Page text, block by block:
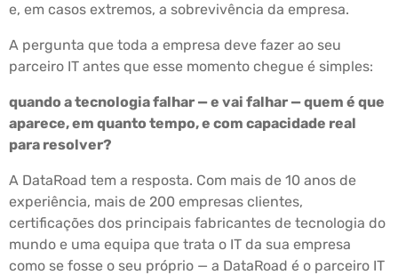
e, em casos extremos, a sobrevivência da empresa.
A pergunta que toda a empresa deve fazer ao seu
parceiro IT antes que esse momento chegue é simples:
quando a tecnologia falhar — e vai falhar — quem é que
aparece, em quanto tempo, e com capacidade real
para resolver?
A DataRoad tem a resposta. Com mais de 10 anos de
experiência, mais de 200 empresas clientes,
certificações dos principais fabricantes de tecnologia do
mundo e uma equipa que trata o IT da sua empresa
como se fosse o seu próprio — a DataRoad é o parceiro IT